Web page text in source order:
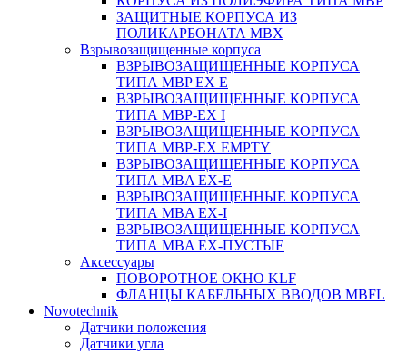
ЗАЩИТНЫЕ КОРПУСА ИЗ
ПОЛИКАРБОНАТА MBX
Взрывозащищенные корпуса
ВЗРЫВОЗАЩИЩЕННЫЕ КОРПУСА
ТИПА MBP EX E
ВЗРЫВОЗАЩИЩЕННЫЕ КОРПУСА
ТИПА MBP-EX I
ВЗРЫВОЗАЩИЩЕННЫЕ КОРПУСА
ТИПА MBP-EX EMPTY
ВЗРЫВОЗАЩИЩЕННЫЕ КОРПУСА
ТИПА MBA EX-E
ВЗРЫВОЗАЩИЩЕННЫЕ КОРПУСА
ТИПА MBA EX-I
ВЗРЫВОЗАЩИЩЕННЫЕ КОРПУСА
ТИПА MBA EX-ПУСТЫЕ
Аксессуары
ПОВОРОТНОЕ ОКНО KLF
ФЛАНЦЫ КАБЕЛЬНЫХ ВВОДОВ MBFL
Novotechnik
Датчики положения
Датчики угла